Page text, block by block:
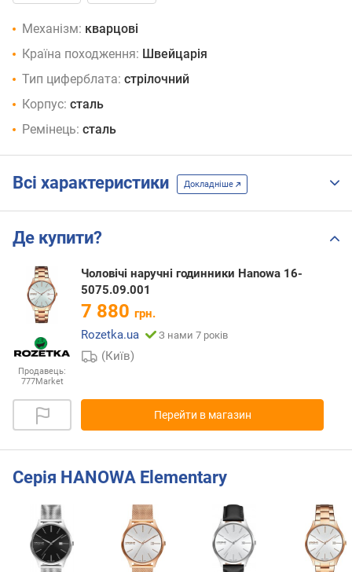
Механізм: кварцові
Країна походження: Швейцарія
Тип циферблата: стрілочний
Корпус: сталь
Ремінець: сталь
Всі характеристики Докладніше
Де купити?
Продавець:
777Market
Чоловічі наручні годинники Hanowa 16-
5075.09.001
7 880 грн.
Rozetka.ua
З нами 7 років
(Київ)
Перейти в магазин
Серія HANOWA Elementary